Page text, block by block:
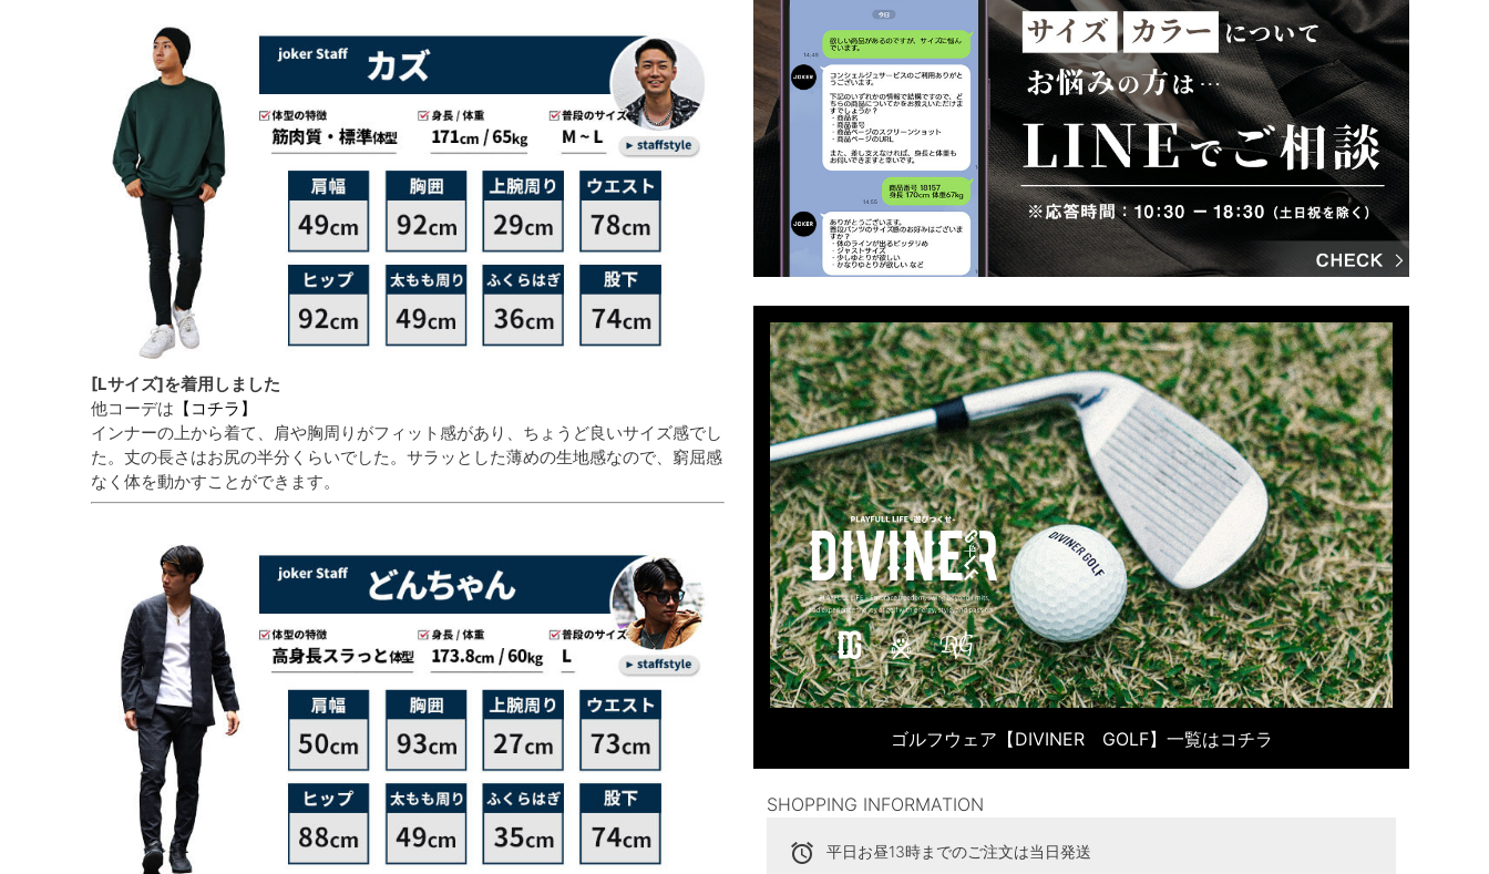
[Lサイズ]を着用しました
他コーデは 【コチラ】
インナーの上から着て、肩や胸周りがフィット感があり、ちょうど良いサイズ感でし
た。丈の長さはお尻の半分くらいでした。サラッとした薄めの生地感なので、窮屈感
なく体を動かすことができます。
ゴルフウェア【DIVINER GOLF】一覧はコチラ
SHOPPING INFORMATION
alarm 平日お昼13時までのご注文は当日発送